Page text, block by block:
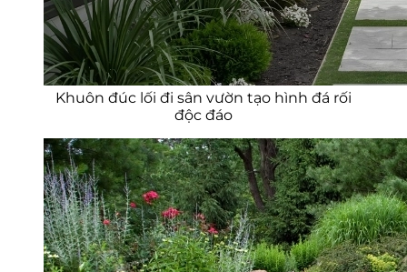
Khuôn đúc lối đi sân vườn tạo hình đá rối
độc đáo